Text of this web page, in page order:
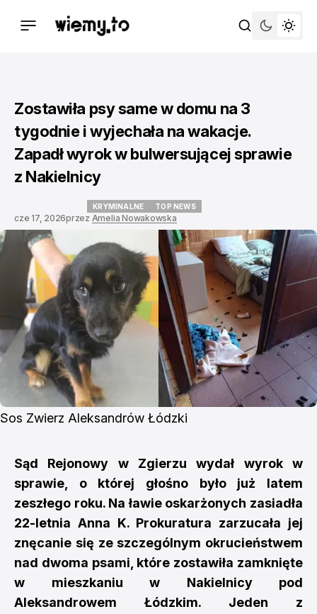
Zostawiła psy same w domu na 3
tygodnie i wyjechała na wakacje.
Zapadł wyrok w bulwersującej sprawie
z Nakielnicy
KRYMINALNE TOP NEWS
cze 17, 2026przez Amelia Nowakowska
Sos Zwierz Aleksandrów Łódzki
Sąd Rejonowy w Zgierzu wydał wyrok w
sprawie, o której głośno było już latem
zeszłego roku. Na ławie oskarżonych zasiadła
22-letnia Anna K. Prokuratura zarzucała jej
znęcanie się ze szczególnym okrucieństwem
nad dwoma psami, które zostawiła zamknięte
w mieszkaniu w Nakielnicy pod
Aleksandrowem Łódzkim. Jeden z